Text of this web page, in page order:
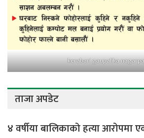
kerabari gaupalika
ताजा अपडेट
४ वर्षीया बालिकाको हत्या आरोपमा